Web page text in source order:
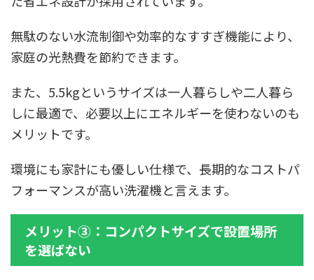
無駄のない水流制御や効率的なすすぎ機能により、
家庭の光熱費を節約できます。
また、5.5kgというサイズは一人暮らしや二人暮ら
しに最適で、必要以上にエネルギーを使わないのも
メリットです。
環境にも家計にも優しい仕様で、長期的なコストパ
フォーマンスが高い洗濯機と言えます。
メリット③：コンパクトサイズで設置場所
を選ばない